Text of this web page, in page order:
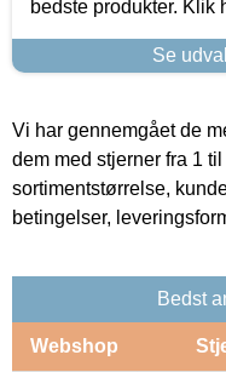
bedste produkter. Klik
Se
Vi har gennemgået de
dem med stjerner fra 1
sortimentstørrelse,
betingelser,
Bedst
Webshop